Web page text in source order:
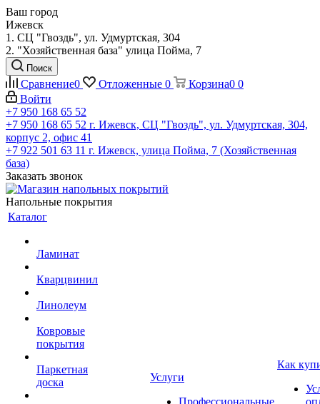
Ваш город
Ижевск
1. СЦ "Гвоздь", ул. Удмуртская, 304
2. "Хозяйственная база" улица Пойма, 7
Поиск
Сравнение0 Отложенные 0 Корзина0 0
Войти
+7 950 168 65 52
+7 950 168 65 52 г. Ижевск, СЦ "Гвоздь", ул. Удмуртская, 304,
корпус 2, офис 41
+7 922 501 63 11 г. Ижевск, улица Пойма, 7 (Хозяйственная
база)
Заказать звонок
Напольные покрытия
Каталог
Ламинат
Кварцвинил
Линолеум
Ковровые
покрытия
Паркетная
доска
Услуги
Профессиональные
Как